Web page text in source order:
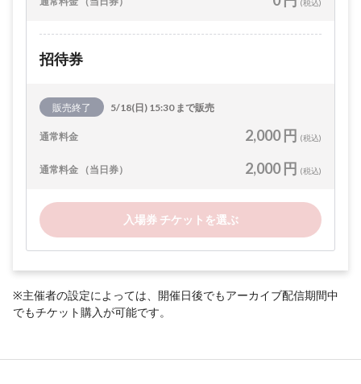
(税込)
招待券
販売終了 5/18(日) 15:30 まで販売
通常料金 2,000 円 (税込)
通常料金 （当日券） 2,000 円 (税込)
入場券 チケットを選ぶ
※主催者の設定によっては、開催日後でもアーカイブ配信期間中
でもチケット購入が可能です。